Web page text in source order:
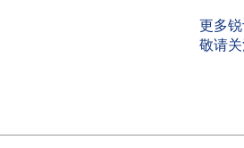
更多
敬请